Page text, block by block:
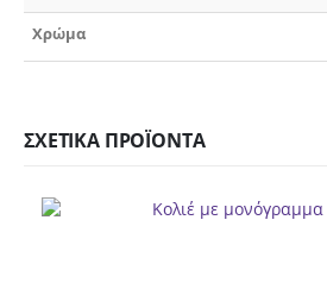
Χρώμα
ΣΧΕΤΙΚΆ ΠΡΟΪΌΝΤΑ